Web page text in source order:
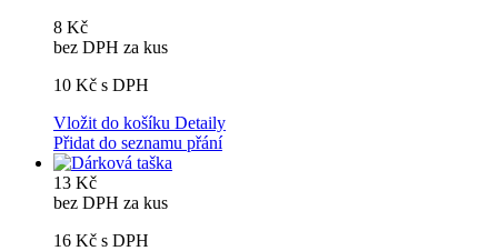
8 Kč
bez DPH za kus
10 Kč s DPH
Vložit do košíku Detaily
Přidat do seznamu přání
13 Kč
bez DPH za kus
16 Kč s DPH